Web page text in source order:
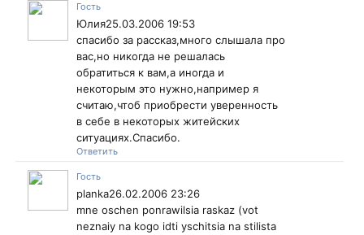
Гость
Юлия25.03.2006 19:53
спасибо за рассказ,много слышала про
вас,но никогда не решалась
обратиться к вам,а иногда и
некоторым это нужно,например я
считаю,чтоб приобрести уверенность
в себе в некоторых житейских
ситуациях.Спасибо.
Ответить
Гость
planka26.02.2006 23:26
mne oschen ponrawilsia raskaz (vot
neznaiy na kogo idti yschitsia na stilista